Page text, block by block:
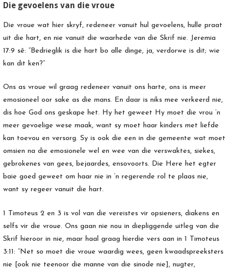
Die gevoelens van die vroue
Die vroue wat hier skryf, redeneer vanuit hul gevoelens, hulle praat
uit die hart, en nie vanuit die waarhede van die Skrif nie. Jeremia
17:9 sê: “Bedrieglik is die hart bo alle dinge, ja, verdorwe is dit; wie
kan dit ken?”
Ons as vroue wil graag redeneer vanuit ons harte, ons is meer
emosioneel oor sake as die mans. En daar is niks mee verkeerd nie,
dis hoe God ons geskape het. Hy het geweet Hy moet die vrou ’n
meer gevoelige wese maak, want sy moet haar kinders met liefde
kan toevou en versorg. Sy is ook die een in die gemeente wat moet
omsien na die emosionele wel en wee van die verswaktes, siekes,
gebrokenes van gees, bejaardes, ensovoorts. Die Here het egter
baie goed geweet om haar nie in ’n regerende rol te plaas nie,
want sy regeer vanuit die hart.
1 Timoteus 2 en 3 is vol van die vereistes vir opsieners, diakens en
selfs vir die vroue. Ons gaan nie nou in diepliggende uitleg van die
Skrif hieroor in nie, maar haal graag hierdie vers aan in 1 Timoteus
3:11: “Net so moet die vroue waardig wees, geen kwaadspreeksters
nie [ook nie teenoor die manne van die sinode nie], nugter,